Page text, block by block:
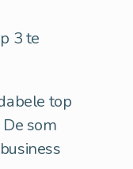
3 te
top
som